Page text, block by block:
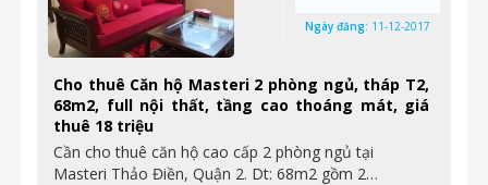
Cho thuê Căn hộ Masteri 2 phòng ngủ, tháp T2,
68m2, full nội thất, tầng cao thoáng mát, giá
thuê 18 triệu
Cần cho thuê căn hộ cao cấp 2 phòng ngủ tại
Masteri Thảo Điền, Quận 2. Dt: 68m2 gồm 2…
Ngày đăng: 11-12-2017